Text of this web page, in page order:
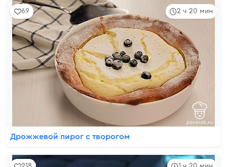
2 ч 20 мин
69
Дрожжевой пирог с творогом